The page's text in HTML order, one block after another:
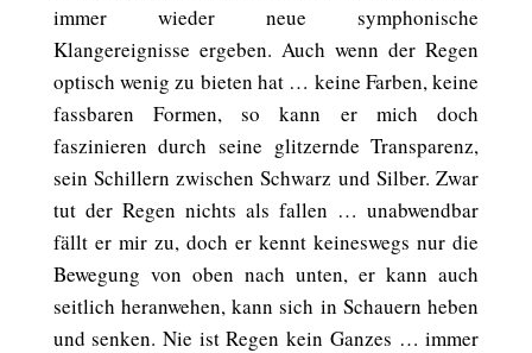
immer wieder neue symphonische
Klangereignisse ergeben. Auch wenn der Regen
optisch wenig zu bieten hat … keine Farben, keine
fassbaren Formen, so kann er mich doch
faszinieren durch seine glitzernde Transparenz,
sein Schillern zwischen Schwarz und Silber. Zwar
tut der Regen nichts als fallen … unabwendbar
fällt er mir zu, doch er kennt keineswegs nur die
Bewegung von oben nach unten, er kann auch
seitlich heranwehen, kann sich in Schauern heben
und senken. Nie ist Regen kein Ganzes … immer